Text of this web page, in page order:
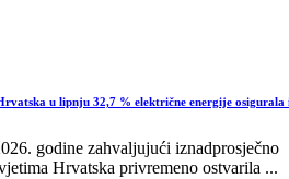
u lipnju 32,7 % električne energije osigurala
godine zahvaljujući iznadprosječno
Hrvatska privremeno ostvarila ...